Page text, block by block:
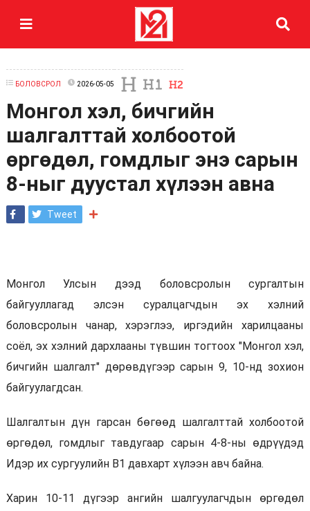
БОЛОВСРОЛ 2026-05-05
Монгол хэл, бичгийн
шалгалттай холбоотой
өргөдөл, гомдлыг энэ сарын
8-ныг дуустал хүлээн авна
Tweet
Монгол Улсын дээд боловсролын сургалтын
байгууллагад элсэн суралцагчдын эх хэлний
боловсролын чанар, хэрэглээ, иргэдийн харилцааны
соёл, эх хэлний дархлааны түвшин тогтоох "Монгол хэл,
бичгийн шалгалт" дөрөвдүгээр сарын 9, 10-нд зохион
байгуулагдсан.
Шалгалтын дүн гарсан бөгөөд шалгалттай холбоотой
өргөдөл, гомдлыг тавдугаар сарын 4-8-ны өдрүүдэд
Идэр их сургуулийн В1 давхарт хүлээн авч байна.
Харин 10-11 дүгээр ангийн шалгуулагчдын өргөдөл